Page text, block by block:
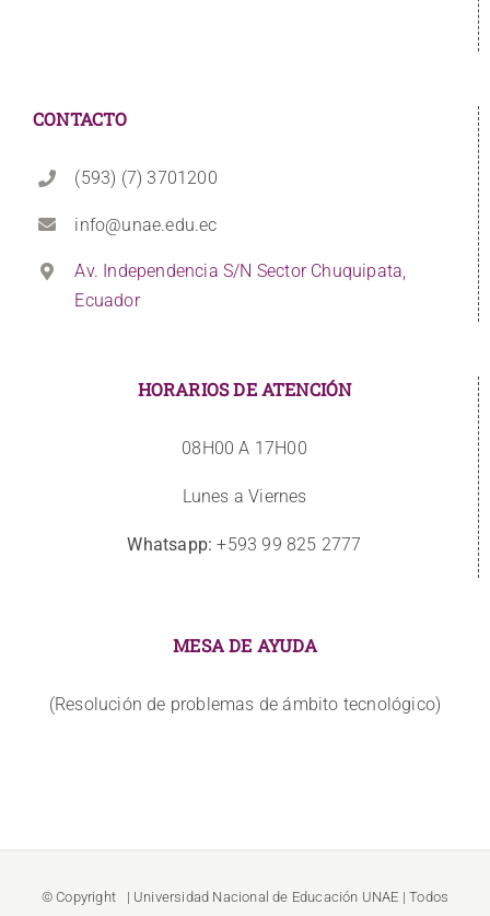
CONTACTO
(593) (7) 3701200
info@unae.edu.ec
Av. Independencia S/N Sector Chuquipata,
Ecuador
HORARIOS DE ATENCIÓN
08H00 A 17H00
Lunes a Viernes
Whatsapp: +593 99 825 2777
MESA DE AYUDA
(Resolución de problemas de ámbito tecnológico)
© Copyright | Universidad Nacional de Educación UNAE | Todos